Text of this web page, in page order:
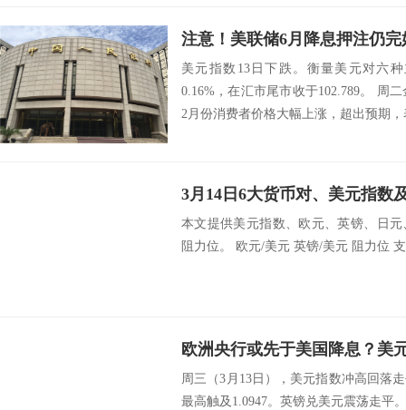
美元指数13日下跌。衡量美元对六
0.16%，在汇市尾市收于102.789。 周
2月份消费者价格大幅上涨，超出预期
3月14日6大货币对、美元指数
本文提供美元指数、欧元、英镑、日
阻力位。 欧元/美元 英镑/美元 阻力位
周三（3月13日），美元指数冲高回落
最高触及1.0947。英镑兑美元震荡走平